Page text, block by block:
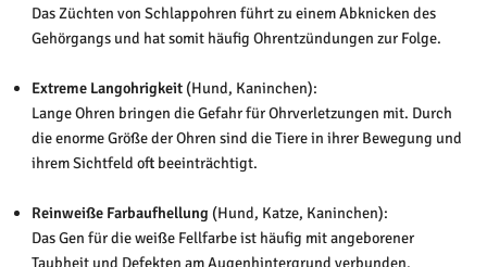
Das Züchten von Schlappohren führt zu einem Abknicken des
Gehörgangs und hat somit häufig Ohrentzündungen zur Folge.
Extreme Langohrigkeit (Hund, Kaninchen):
Lange Ohren bringen die Gefahr für Ohrverletzungen mit. Durch
die enorme Größe der Ohren sind die Tiere in ihrer Bewegung und
ihrem Sichtfeld oft beeinträchtigt.
Reinweiße Farbaufhellung (Hund, Katze, Kaninchen):
Das Gen für die weiße Fellfarbe ist häufig mit angeborener